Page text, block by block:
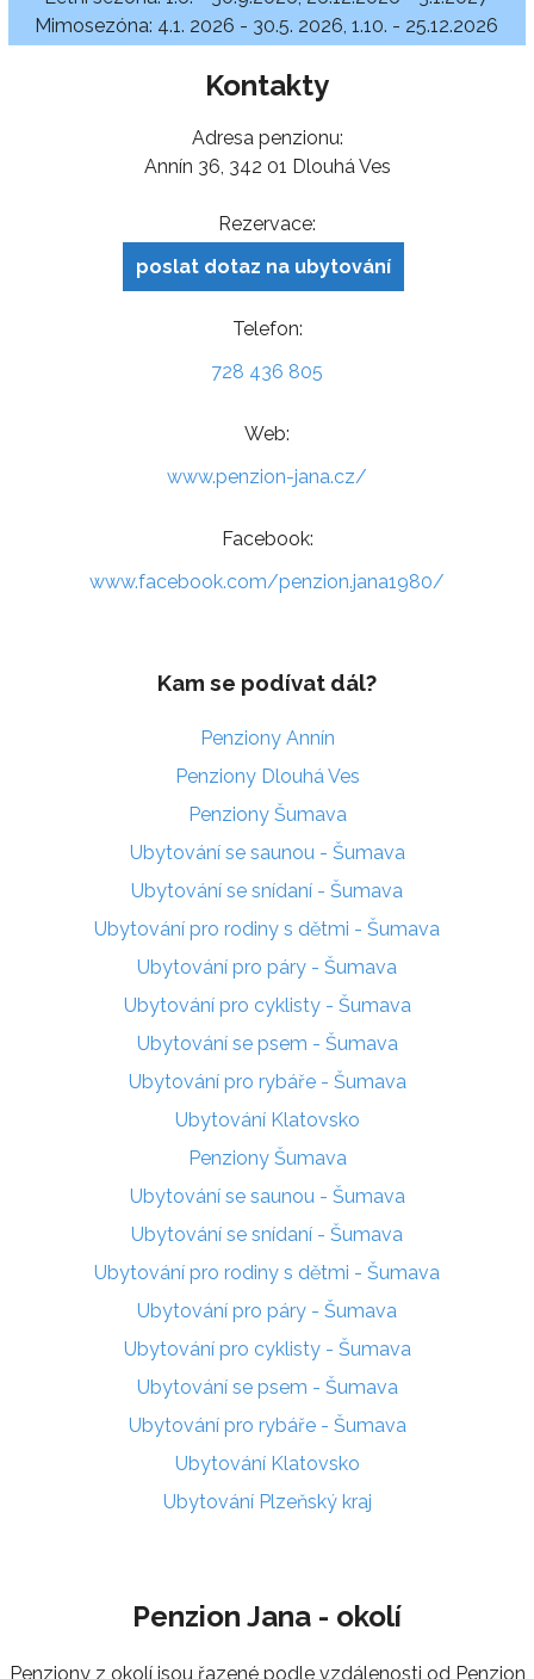
Mimosezóna: 4.1. 2026 - 30.5. 2026, 1.10. - 25.12.2026
Kontakty
Adresa penzionu:
Annín 36, 342 01 Dlouhá Ves
Rezervace:
poslat dotaz na ubytování
Telefon:
728 436 805
Web:
www.penzion-jana.cz/
Facebook:
www.facebook.com/penzion.jana1980/
Kam se podívat dál?
Penziony Annín
Penziony Dlouhá Ves
Penziony Šumava
Ubytování se saunou - Šumava
Ubytování se snídaní - Šumava
Ubytování pro rodiny s dětmi - Šumava
Ubytování pro páry - Šumava
Ubytování pro cyklisty - Šumava
Ubytování se psem - Šumava
Ubytování pro rybáře - Šumava
Ubytování Klatovsko
Penziony Šumava
Ubytování se saunou - Šumava
Ubytování se snídaní - Šumava
Ubytování pro rodiny s dětmi - Šumava
Ubytování pro páry - Šumava
Ubytování pro cyklisty - Šumava
Ubytování se psem - Šumava
Ubytování pro rybáře - Šumava
Ubytování Klatovsko
Ubytování Plzeňský kraj
Penzion Jana - okolí
Penziony z okolí jsou řazené podle vzdálenosti od Penzion